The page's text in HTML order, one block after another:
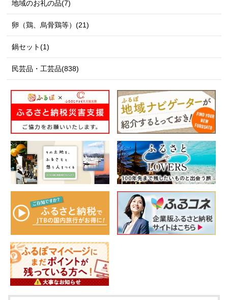
地域のお礼の品(7)
卵（鶏、烏骨鶏等）(21)
鍋セット(1)
民芸品・工芸品(838)